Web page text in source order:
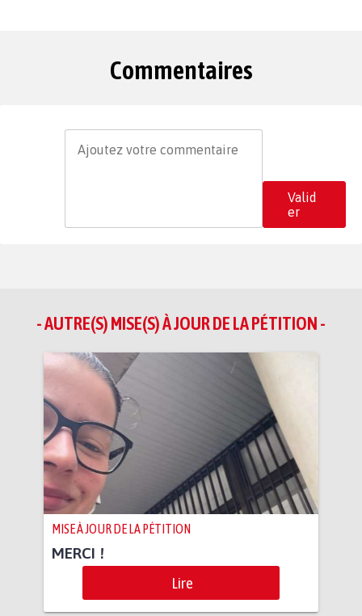
Commentaires
Valid
er
- AUTRE(S) MISE(S) À JOUR DE LA PÉTITION -
MISE À JOUR DE LA PÉTITION
MERCI !
Lire